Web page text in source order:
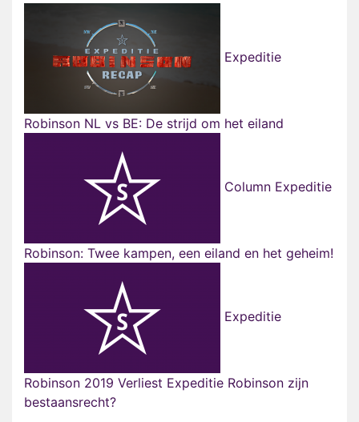
Expeditie
Robinson NL vs BE: De strijd om het eiland
Column Expeditie
Robinson: Twee kampen, een eiland en het geheim!
Expeditie
Robinson 2019 Verliest Expeditie Robinson zijn
bestaansrecht?